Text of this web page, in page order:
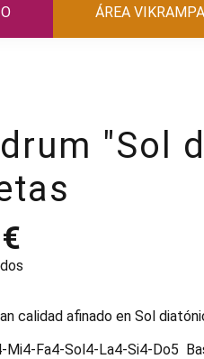
ÁREA
"Sol
calidad afinado en Sol
Mi4-Fa4-Sol4-La4-Si4-Do5